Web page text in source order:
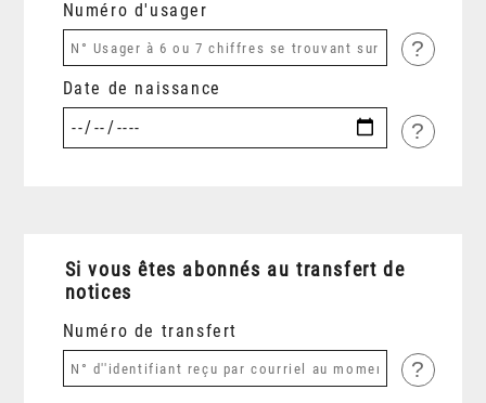
Numéro d'usager
?
Date de naissance
?
Si vous êtes abonnés au transfert de
notices
Numéro de transfert
?